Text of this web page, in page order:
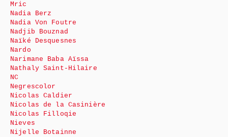
Mric
Nadia Berz
Nadia Von Foutre
Nadjib Bouznad
Naïké Desquesnes
Nardo
Narimane Baba Aïssa
Nathaly Saint-Hilaire
NC
Negrescolor
Nicolas Caldier
Nicolas de la Casinière
Nicolas Filloqie
Nieves
Nijelle Botainne